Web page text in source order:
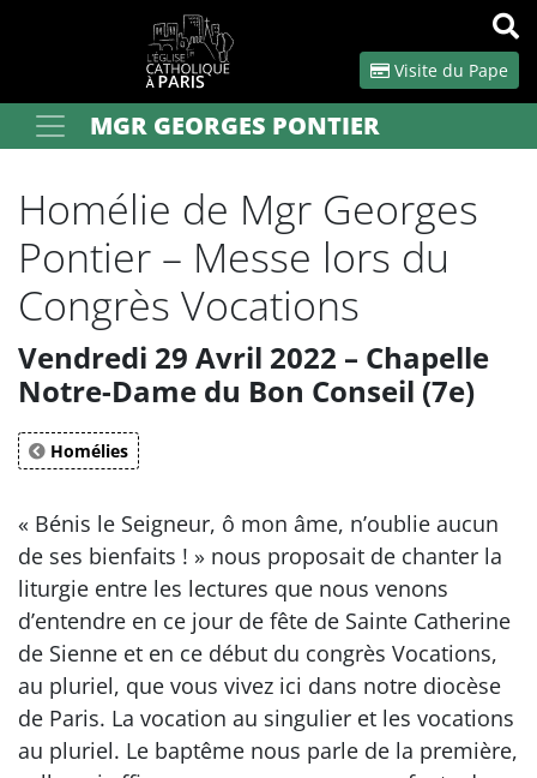
Visite du Pape
Votre rechercheMGR GEORGES PONTIER
Homélie de Mgr Georges
Pontier – Messe lors du
Congrès Vocations
Vendredi 29 Avril 2022 – Chapelle
Notre-Dame du Bon Conseil (7e)
Homélies
« Bénis le Seigneur, ô mon âme, n’oublie aucun
de ses bienfaits ! » nous proposait de chanter la
liturgie entre les lectures que nous venons
d’entendre en ce jour de fête de Sainte Catherine
de Sienne et en ce début du congrès Vocations,
au pluriel, que vous vivez ici dans notre diocèse
de Paris. La vocation au singulier et les vocations
au pluriel. Le baptême nous parle de la première,
Panneau de gestion des cookies